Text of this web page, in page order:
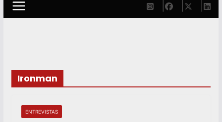
Ironman
ENTREVISTAS